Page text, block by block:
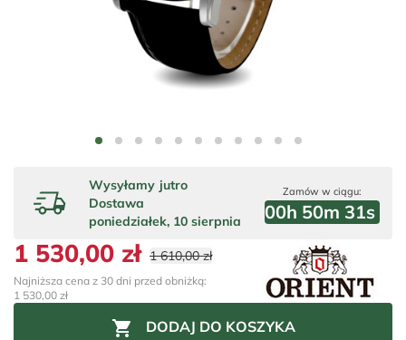
Wysyłamy jutro
Dostawa
poniedziałek, 10 sierpnia
Zamów w ciągu:
00h 50m 30s
1 530,00 zł 1 610,00 zł
Najniższa cena z 30 dni przed obniżką:
1 530,00 zł
 DODAJ DO KOSZYKA